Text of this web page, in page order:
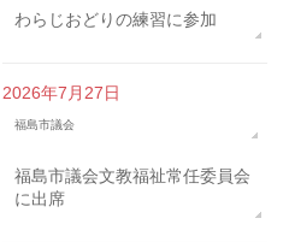
わらじおどりの練習に参加
2026年7月27日
福島市議会
福島市議会文教福祉常任委員会
に出席